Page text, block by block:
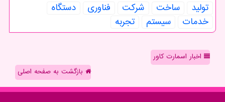
تولید ساخت شركت فناوری
دستگاه
خدمات
سیستم تجربه
اخبار اسمارت کاور
بازگشت به صفحه اصلی